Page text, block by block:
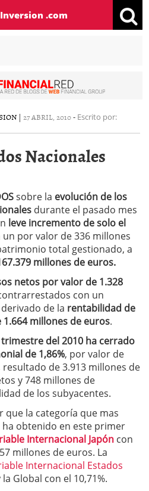
.com
| 27 ABRIL, 2010- Escrito por:
Nacionales
sobre la evolución de los
durante el pasado mes
leve incremento de solo el
por valor de 336 millones
total gestionado, a
millones de euros.
netos por valor de 1.328
con un
de la rentabilidad de
millones de euros.
del 2010 ha cerrado
de 1,86%, por valor de
de 3.913 millones de
y 748 millones de
de los subyacentes.
que la categoría que mas
obtenido en este primer
Internacional Japón con
millones de euros. La
Internacional Estados
Global con el 10,71%.